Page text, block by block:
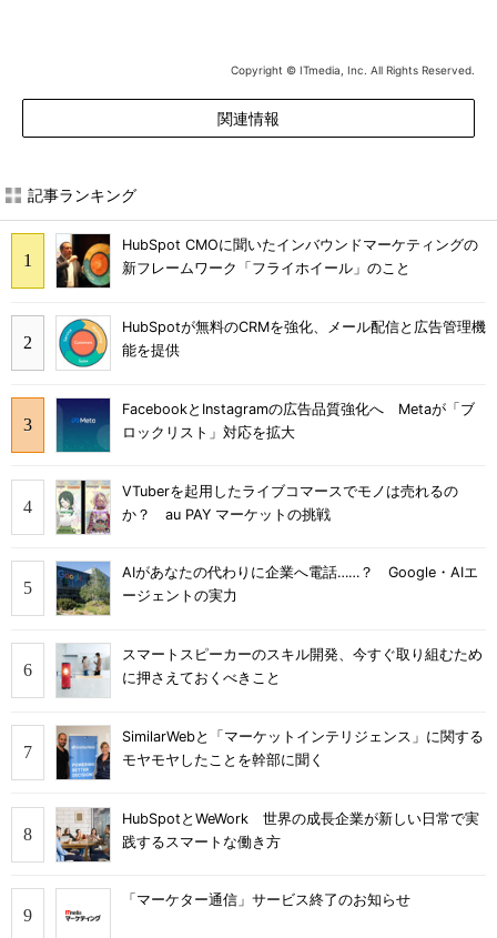
Copyright © ITmedia, Inc. All Rights Reserved.
関連情報
記事ランキング
HubSpot CMOに聞いたインバウンドマーケティングの
新フレームワーク「フライホイール」のこと
HubSpotが無料のCRMを強化、メール配信と広告管理機
能を提供
FacebookとInstagramの広告品質強化へ Metaが「ブ
ロックリスト」対応を拡大
VTuberを起用したライブコマースでモノは売れるの
か？ au PAY マーケットの挑戦
AIがあなたの代わりに企業へ電話……？ Google・AIエ
ージェントの実力
スマートスピーカーのスキル開発、今すぐ取り組むため
に押さえておくべきこと
SimilarWebと「マーケットインテリジェンス」に関する
モヤモヤしたことを幹部に聞く
HubSpotとWeWork 世界の成長企業が新しい日常で実
践するスマートな働き方
「マーケター通信」サービス終了のお知らせ